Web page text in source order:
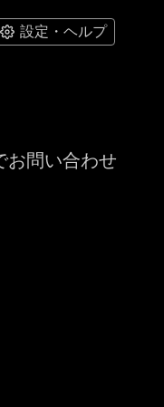
設定・ヘルプ
お問い合わせ